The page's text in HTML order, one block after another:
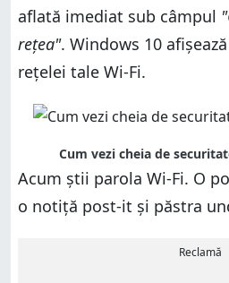
aflată imediat sub câmpul
reţea". Windows 10
reţelei tale Wi-Fi.
Cum vezi cheia de
Acum ştii parola Wi-Fi. O
o notiţă post-it și păstra
Reclamă